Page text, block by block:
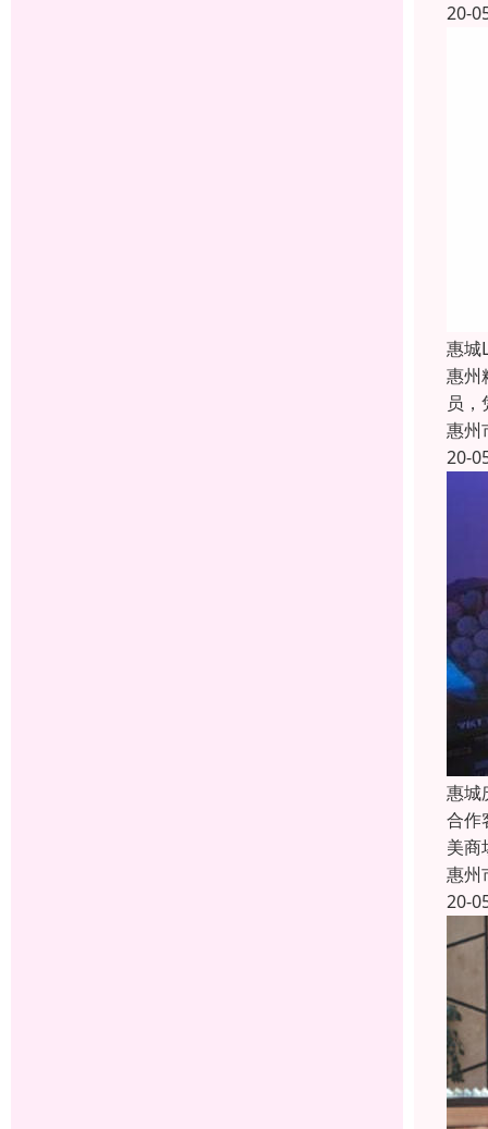
20-
惠城
惠州
员
惠州
20-
惠城
合作
美商
惠州
20-